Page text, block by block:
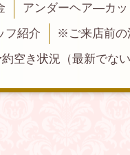
アンダーヘア―カッ
フ紹介
※ご来店前
空き状況（最新でない